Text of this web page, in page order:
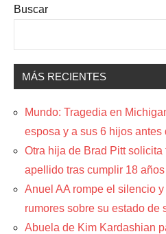
Buscar
MÁS RECIENTES
Mundo: Tragedia en
esposa y a sus 6 hijos
Otra hija de Brad Pitt
apellido tras cumplir 18 años
Anuel AA rompe el silencio
rumores sobre su estado de
Abuela de Kim Kardashian